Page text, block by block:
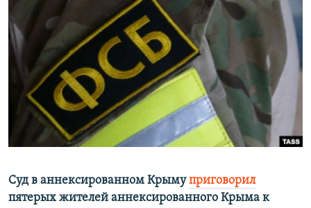
поиску
СЕВЕР.РЕАЛИИ
СИБИРЬ.РЕАЛИИ
РАСПИСАНИЕ ВЕЩАНИЯ
ПОДПИШИТЕСЬ НА РАССЫЛКУ
СОЦИАЛЬНЫЕ СЕТИ
Суд в аннексированном Крымуприговорил
пятерых жителей аннексированного Крыма к